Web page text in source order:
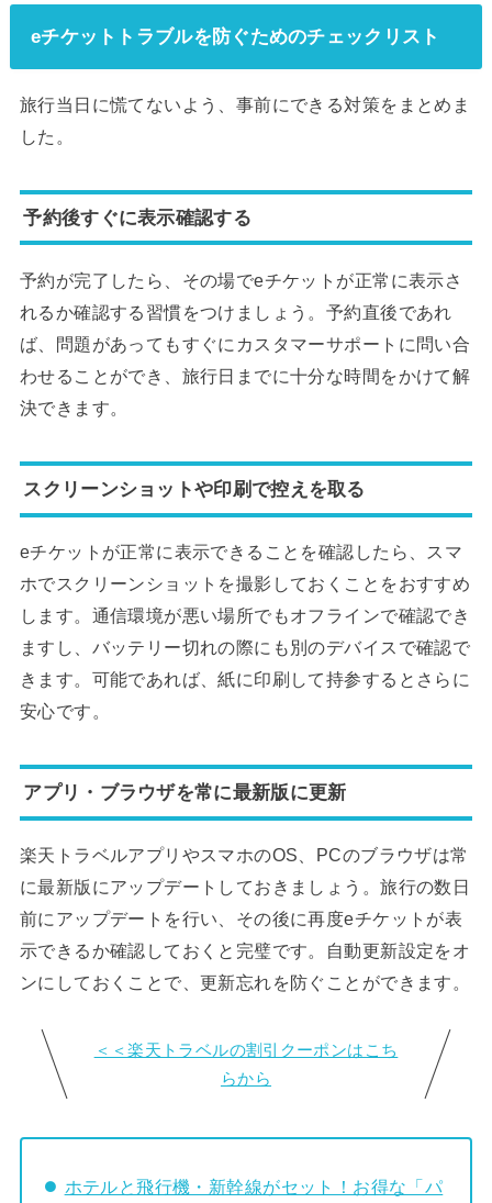
eチケットトラブルを防ぐためのチェックリスト
旅行当日に慌てないよう、事前にできる対策をまとめま
した。
予約後すぐに表示確認する
予約が完了したら、その場でeチケットが正常に表示さ
れるか確認する習慣をつけましょう。予約直後であれ
ば、問題があってもすぐにカスタマーサポートに問い合
わせることができ、旅行日までに十分な時間をかけて解
決できます。
スクリーンショットや印刷で控えを取る
eチケットが正常に表示できることを確認したら、スマ
ホでスクリーンショットを撮影しておくことをおすすめ
します。通信環境が悪い場所でもオフラインで確認でき
ますし、バッテリー切れの際にも別のデバイスで確認で
きます。可能であれば、紙に印刷して持参するとさらに
安心です。
アプリ・ブラウザを常に最新版に更新
楽天トラベルアプリやスマホのOS、PCのブラウザは常
に最新版にアップデートしておきましょう。旅行の数日
前にアップデートを行い、その後に再度eチケットが表
示できるか確認しておくと完璧です。自動更新設定をオ
ンにしておくことで、更新忘れを防ぐことができます。
＜＜楽天トラベルの割引クーポンはこち
らから
ホテルと飛行機・新幹線がセット！お得な「パ